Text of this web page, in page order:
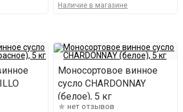
Наличие в магазине
Моносортовое винное
сусло CHARDONNAY
(белое), 5 кг
нет отзывов